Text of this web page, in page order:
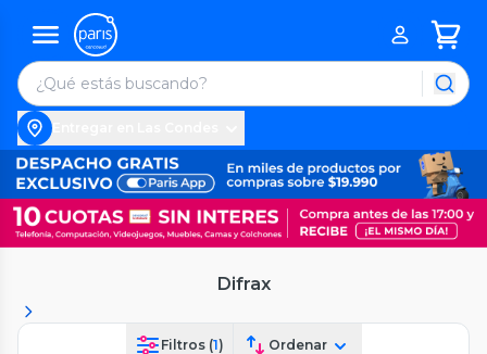
Difrax
Filtros (1) Ordenar